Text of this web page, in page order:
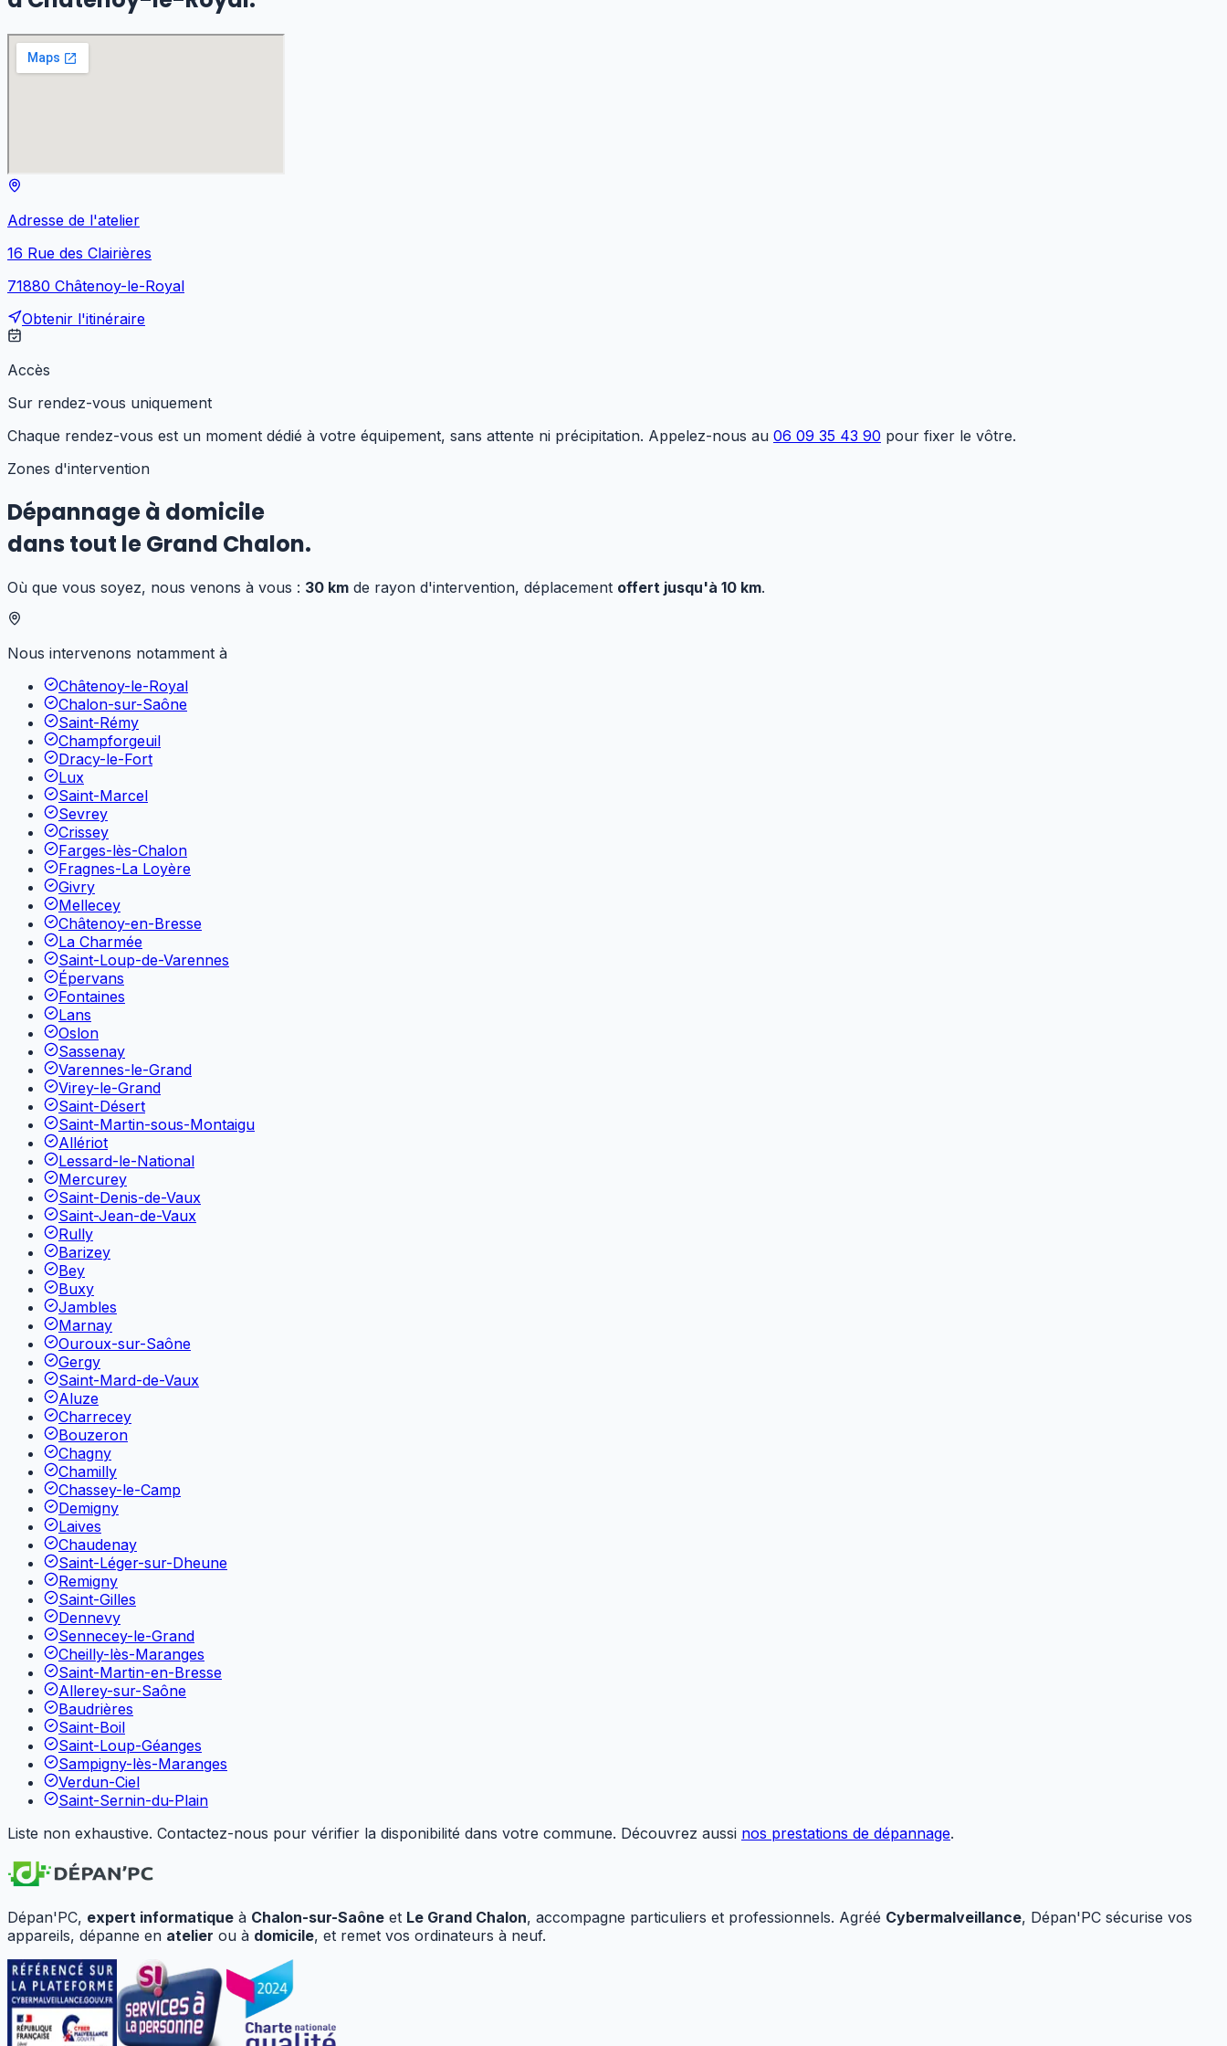
Adresse de l'atelier
16 Rue des Clairières
71880 Châtenoy-le-Royal
Obtenir l'itinéraire
Accès
Sur rendez-vous uniquement
Chaque rendez-vous est un moment dédié à votre équipement, sans attente ni précipitation. Appelez-nous au 06 09 35 43 90 pour fixer le vôtre.
Zones d'intervention
Dépannage à domicile
dans tout le Grand Chalon.
Où que vous soyez, nous venons à vous : 30 km de rayon d'intervention, déplacement offert jusqu'à 10 km.
Nous intervenons notamment à
Châtenoy-le-Royal
Chalon-sur-Saône
Saint-Rémy
Champforgeuil
Dracy-le-Fort
Lux
Saint-Marcel
Sevrey
Crissey
Farges-lès-Chalon
Fragnes-La Loyère
Givry
Mellecey
Châtenoy-en-Bresse
La Charmée
Saint-Loup-de-Varennes
Épervans
Fontaines
Lans
Oslon
Sassenay
Varennes-le-Grand
Virey-le-Grand
Saint-Désert
Saint-Martin-sous-Montaigu
Allériot
Lessard-le-National
Mercurey
Saint-Denis-de-Vaux
Saint-Jean-de-Vaux
Rully
Barizey
Bey
Buxy
Jambles
Marnay
Ouroux-sur-Saône
Gergy
Saint-Mard-de-Vaux
Aluze
Charrecey
Bouzeron
Chagny
Chamilly
Chassey-le-Camp
Demigny
Laives
Chaudenay
Saint-Léger-sur-Dheune
Remigny
Saint-Gilles
Dennevy
Sennecey-le-Grand
Cheilly-lès-Maranges
Saint-Martin-en-Bresse
Allerey-sur-Saône
Baudrières
Saint-Boil
Saint-Loup-Géanges
Sampigny-lès-Maranges
Verdun-Ciel
Saint-Sernin-du-Plain
Liste non exhaustive. Contactez-nous pour vérifier la disponibilité dans votre commune. Découvrez aussi nos prestations de dépannage.
Dépan'PC, expert informatique à Chalon-sur-Saône et Le Grand Chalon, accompagne particuliers et professionnels. Agréé Cybermalveillance, Dépan'PC sécurise vos
appareils, dépanne en atelier ou à domicile, et remet vos ordinateurs à neuf.